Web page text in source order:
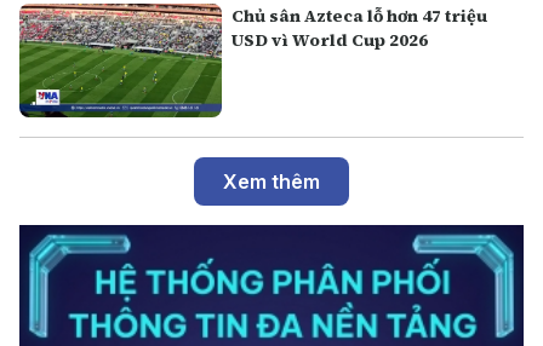
Chủ sân Azteca lỗ hơn 47 triệu
USD vì World Cup 2026
Xem thêm